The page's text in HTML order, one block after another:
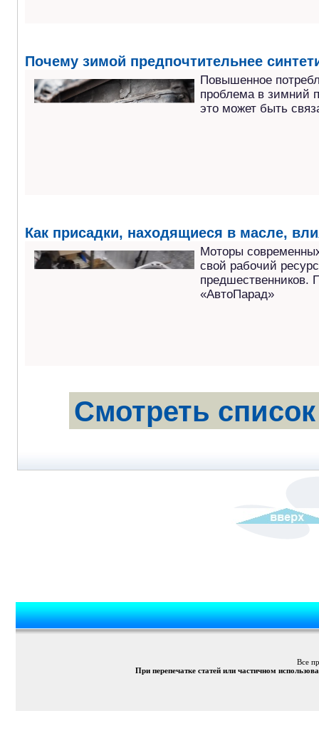
Почему зимой предпочтительнее
Повышенное
проблема в зимний
это может быть
Как присадки, находящиеся в масле,
Моторы
свой рабочий
предшественников.
«АвтоПарад»
Смотреть
Все
При перепечатке статей или частичном